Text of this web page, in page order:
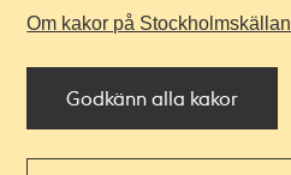
Om kakor på Stockholmskällan
Godkänn alla kakor